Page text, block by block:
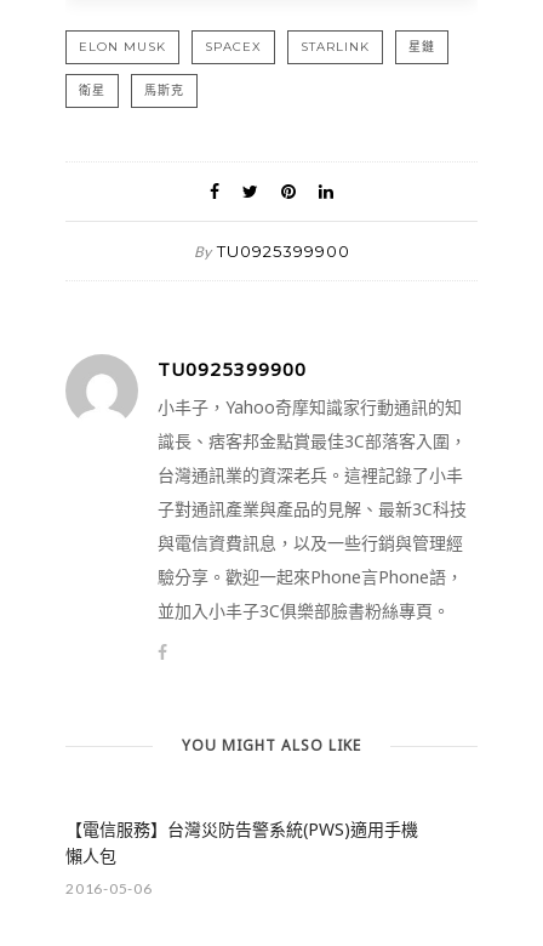
ELON MUSK SPACEX STARLINK 星鏈
衛星 馬斯克
By TU0925399900
TU0925399900
小丰子，Yahoo奇摩知識家行動通訊的知
識長、痞客邦金點賞最佳3C部落客入圍，
台灣通訊業的資深老兵。這裡記錄了小丰
子對通訊產業與產品的見解、最新3C科技
與電信資費訊息，以及一些行銷與管理經
驗分享。歡迎一起來Phone言Phone語，
並加入小丰子3C俱樂部臉書粉絲專頁。
YOU MIGHT ALSO LIKE
【電信服務】台灣災防告警系統(PWS)適用手機
懶人包
2016-05-06